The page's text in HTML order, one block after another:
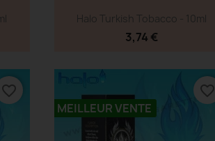
 Aperçu rapide
Halo Turkish Tobacco - 10ml
3,74 €
favorite_border
MEILLEUR VENTE
favorite_border